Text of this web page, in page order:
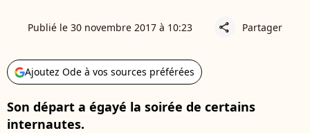
Publié le 30 novembre 2017 à 10:23 share Partager
Ajoutez Ode à vos sources préférées
Son départ a égayé la soirée de certains
internautes.